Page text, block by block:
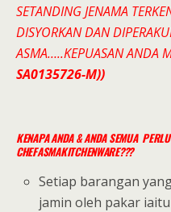
SETANDING JENAMA
DISYORKAN DAN
ASMA…..KEPUASAN
SA0135726-M))
KENAPA ANDA & ANDA SEMUA
CHEFASMAKITCHENWARE???
Setiap barangan
jamin oleh pakar